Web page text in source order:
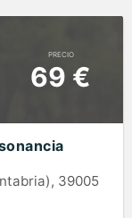
PRECIO
69 €
39005